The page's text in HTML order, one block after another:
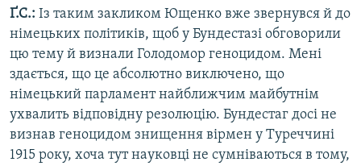
Ґ.С.: Із таким закликом Ющенко вже звернувся й до
німецьких політиків, щоб у Бундестазі обговорили
цю тему й визнали Голодомор геноцидом. Мені
здається, що це абсолютно виключено, що
німецький парламент найближчим майбутнім
ухвалить відповідну резолюцію. Бундестаг досі не
визнав геноцидом знищення вірмен у Туреччині
1915 року, хоча тут науковці не сумніваються в тому,